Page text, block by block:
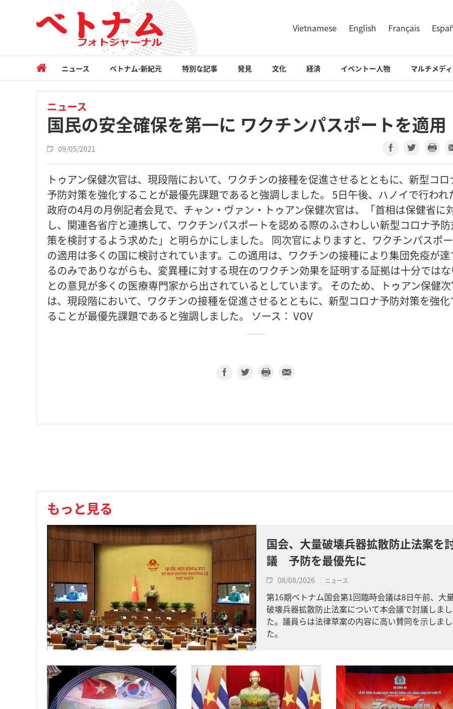
Vietnamese English Français
ニュース ベトナム-新紀元 特別な記事 発見 文化 経済 イベントー人物 マルチメデ
ニュース
国民の安全確保を第一に ワクチンパスポートを適用
09/05/2021
トゥアン保健次官は、現段階において、ワクチンの接種を促進させるとともに、新型コロ
予防対策を強化することが最優先課題であると強調しました。 5日午後、ハノイで行われ
政府の4月の月例記者会見で、チャン・ヴァン・トゥアン保健次官は、「首相は保健省に
し、関連各省庁と連携して、ワクチンパスポートを認める際のふさわしい新型コロナ予
策を検討するよう求めた」と明らかにしました。 同次官によりますと、ワクチンパスポ
の適用は多くの国に検討されています。この適用は、ワクチンの接種により集団免疫が達
るのみでありながらも、変異種に対する現在のワクチン効果を証明する証拠は十分では
との意見が多くの医療専門家から出されているとしています。 そのため、トゥアン保健
は、現段階において、ワクチンの接種を促進させるとともに、新型コロナ予防対策を強化
ることが最優先課題であると強調しました。 ソース： VOV
もっと見る
国会、大量破壊兵器拡散防止法案を
議 予防を最優先に
08/08/2026 ニュース
第16期ベトナム国会第1回臨時会議は8日午前、大
破壊兵器拡散防止法案について本会議で討議しまし
た。議員らは法律草案の内容に高い賛同を示しまし
た。